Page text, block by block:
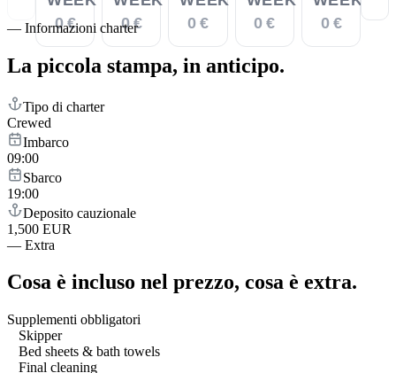
0 €
0 €
0 €
0 €
0 €
— Informazioni charter
La piccola stampa, in anticipo.
Tipo di charter
Crewed
Imbarco
09:00
Sbarco
19:00
Deposito cauzionale
1,500 EUR
— Extra
Cosa è incluso nel prezzo, cosa è extra.
Supplementi obbligatori
Skipper
Bed sheets & bath towels
Final cleaning